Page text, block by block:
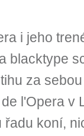
i jeho
blacktype
za
l'Opera v
koní,